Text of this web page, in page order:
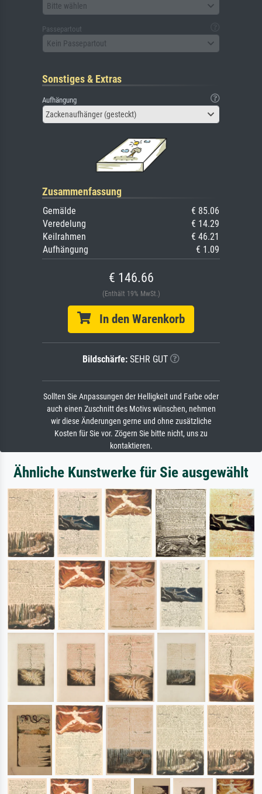
Bitte wählen
Passepartout
Kein Passepartout
Sonstiges & Extras
Aufhängung
Zackenaufhänger (gesteckt)
Zusammenfassung
Gemälde
€ 85.06
Veredelung
€ 14.29
Keilrahmen
€ 46.21
Aufhängung
€ 1.09
€ 146.66
(Enthält 19% MwSt.)
In den Warenkorb
Bildschärfe: SEHR GUT
Sollten Sie Anpassungen der Helligkeit und Farbe oder
auch einen Zuschnitt des Motivs wünschen, nehmen
wir diese Änderungen gerne und ohne zusätzliche
Kosten für Sie vor. Zögern Sie bitte nicht, uns zu
kontaktieren.
Ähnliche Kunstwerke für Sie ausgewählt